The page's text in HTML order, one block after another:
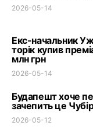
2026-05-14
Екс-начальник
торік купив
млн грн
2026-05-14
Будапешт хоче
зачепить це
2026-05-12